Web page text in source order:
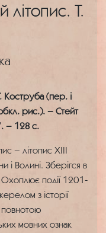
літопис. Т.
Коструба (пер. і
рис.). – Стейт
– 128 с.
– літопис XIII
і Волині. Зберігся в
Охоплює події 1201-
з історії
повнотою
мовних ознак